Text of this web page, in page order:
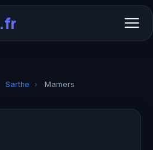
.fr
Sarthe › Mamers